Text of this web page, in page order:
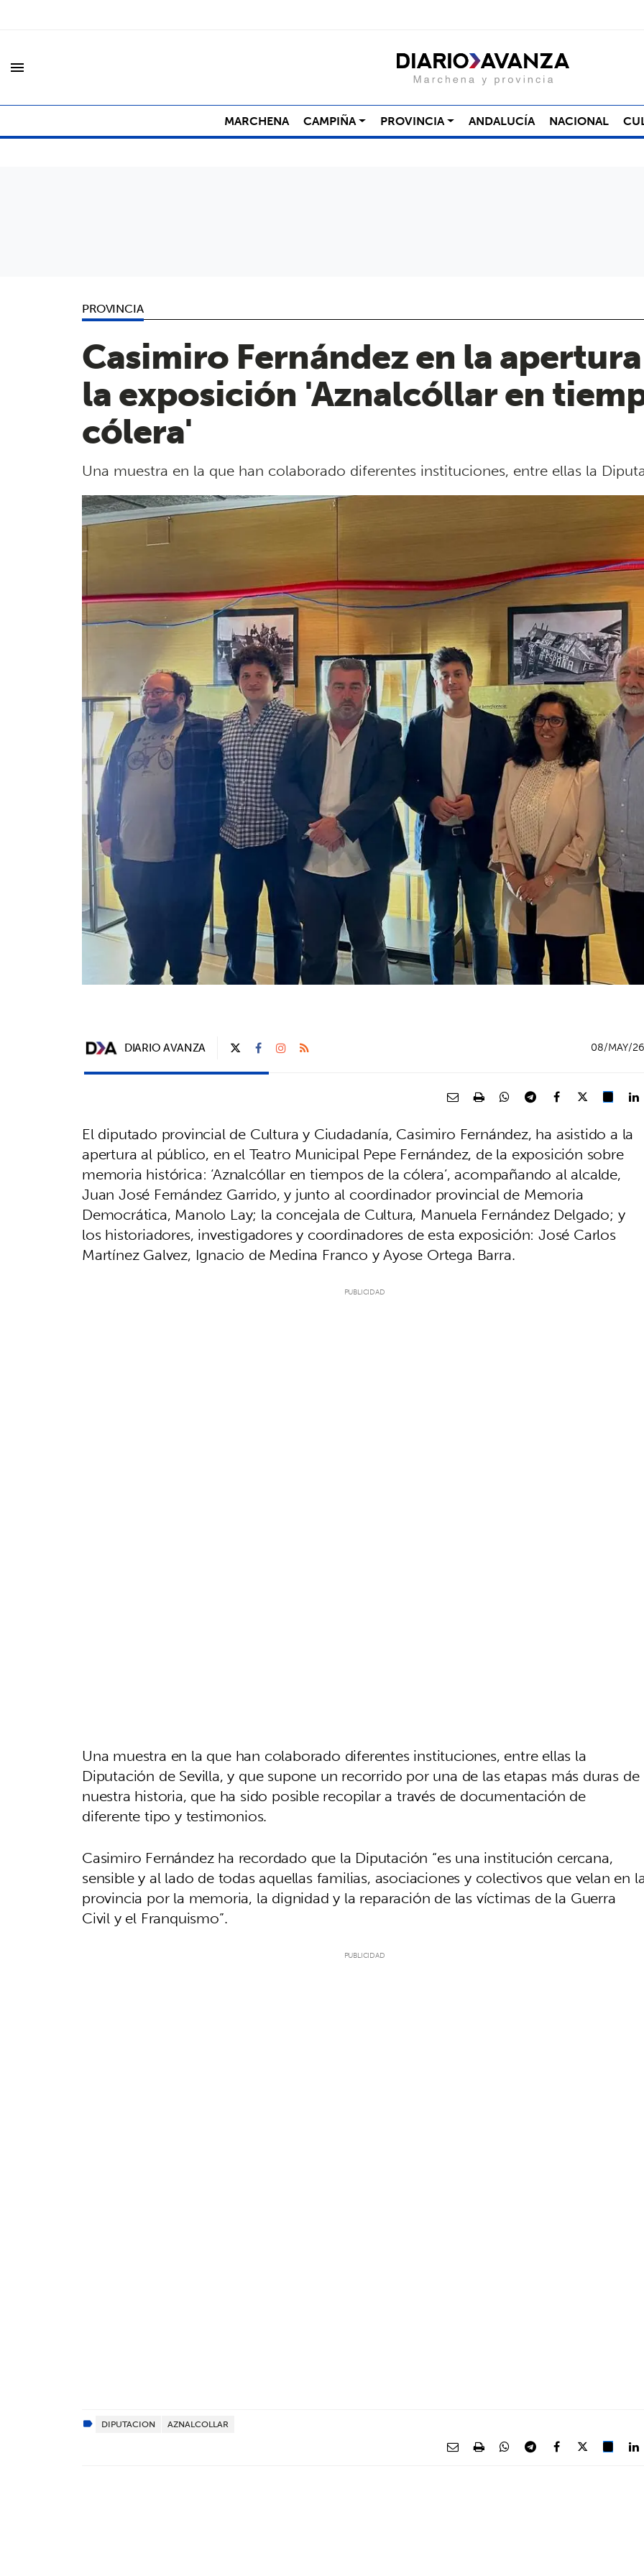
menu
MARCHENA CAMPIÑA PROVINCIA ANDALUCÍA NACIONAL
PROVINCIA
Casimiro Fernández en la
la exposición 'Aznalcóllar en
cólera'
Una muestra en la que han colaborado diferentes instituciones, entre ellas la
DIARIO AVANZA 08/MAY/26
El diputado provincial de Cultura y Ciudadanía, Casimiro Fernández, ha asistido a la
apertura al público, en el Teatro Municipal Pepe Fernández, de la exposición sobre
memoria histórica: ‘Aznalcóllar en tiempos de la cólera’, acompañando al alcalde,
Juan José Fernández Garrido, y junto al coordinador provincial de Memoria
Democrática, Manolo Lay; la concejala de Cultura, Manuela Fernández Delgado; y
los historiadores, investigadores y coordinadores de esta exposición: José Carlos
Martínez Galvez, Ignacio de Medina Franco y Ayose Ortega Barra.
Una muestra en la que han colaborado diferentes instituciones, entre ellas la
Diputación de Sevilla, y que supone un recorrido por una de las etapas más duras de
nuestra historia, que ha sido posible recopilar a través de documentación de
diferente tipo y testimonios.
Casimiro Fernández ha recordado que la Diputación “es una institución cercana,
sensible y al lado de todas aquellas familias, asociaciones y colectivos que velan en
provincia por la memoria, la dignidad y la reparación de las víctimas de la Guerra
Civil y el Franquismo”.
DIPUTACION AZNALCOLLAR